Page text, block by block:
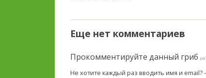
Еще нет комментариев
Прокомментируйте данный гриб
Не хотите каждый раз вводить имя и email? -